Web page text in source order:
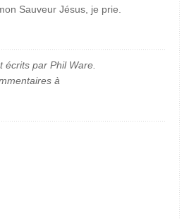
Sauveur Jésus, je prie.
par Phil Ware.
à